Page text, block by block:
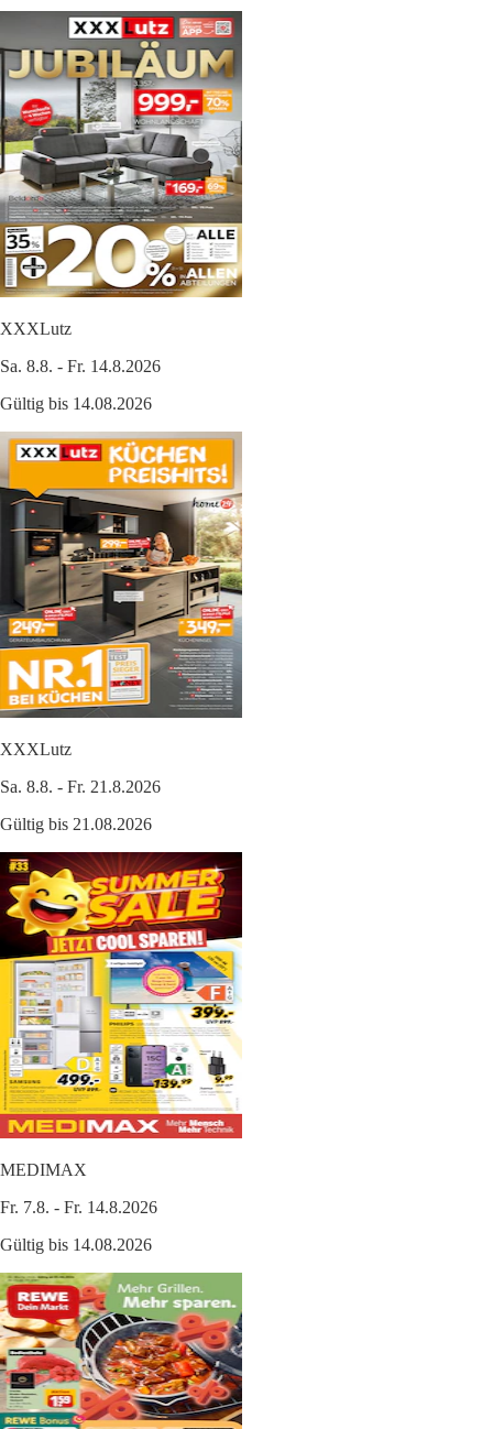
XXXLutz
Sa. 8.8. - Fr. 14.8.2026
Gültig bis 14.08.2026
XXXLutz
Sa. 8.8. - Fr. 21.8.2026
Gültig bis 21.08.2026
MEDIMAX
Fr. 7.8. - Fr. 14.8.2026
Gültig bis 14.08.2026